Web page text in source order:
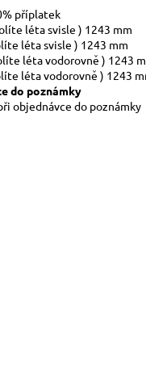
příplatek
léta svisle ) 1243 mm
léta svisle ) 1243 mm
léta vodorovně ) 1243
léta vodorovně ) 1243
do poznámky
objednávce do poznámky